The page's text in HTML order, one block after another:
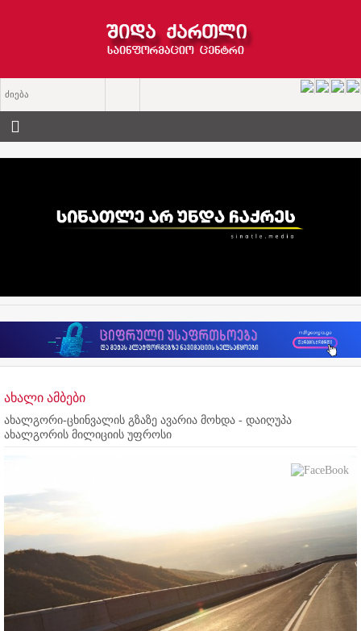
ახალი ამბები
ახალგორი-ცხინვალის გზაზე ავარია მოხდა - დაიღუპა
ახალგორის მილიციის უფროსი